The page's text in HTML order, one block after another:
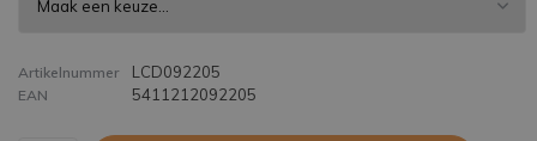
Artikelnummer LCD092205
EAN 5411212092205